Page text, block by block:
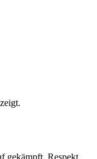
gekämpft, Respekt.